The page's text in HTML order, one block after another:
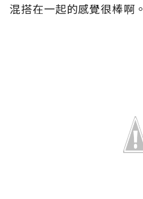
混搭在一起的感覺很棒啊。